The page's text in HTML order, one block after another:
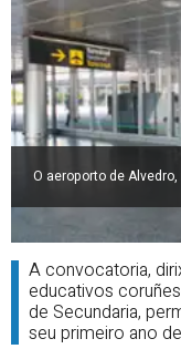
O aeroporto de
A convocatoria,
educativos
de Secundaria,
seu primeiro ano